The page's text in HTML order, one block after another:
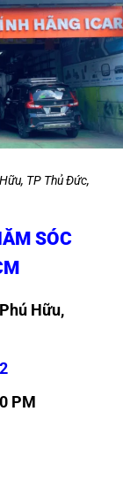
TP Thủ Đức,
SÓC
Hữu,
PM